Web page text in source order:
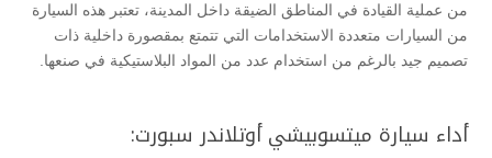
من عملية القيادة في المناطق الضيقة داخل المدينة، تعتبر هذه السيارة
من السيارات متعددة الاستخدامات التي تتمتع بمقصورة داخلية ذات
تصميم جيد بالرغم من استخدام عدد من المواد البلاستيكية في صنعها.
أداء سيارة ميتسوبيشي أوتلاندر سبورت: